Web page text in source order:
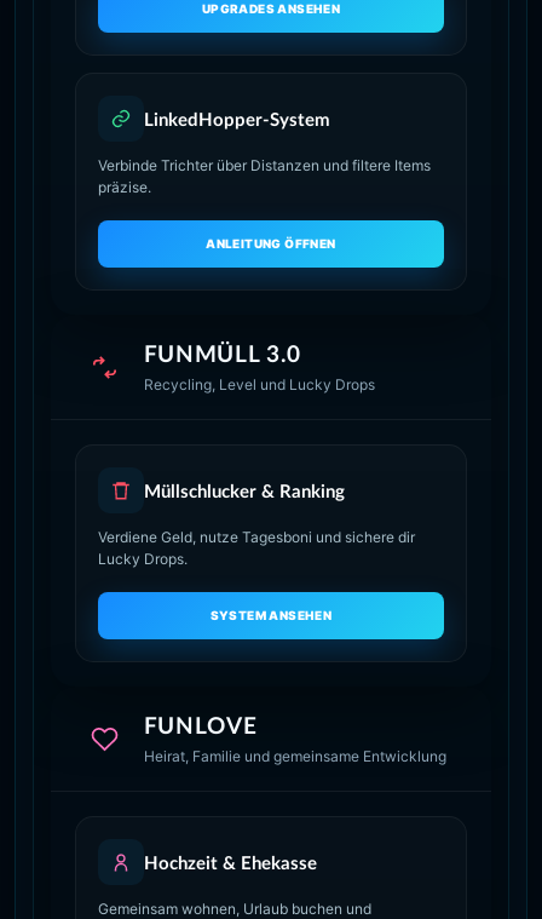
UPGRADES ANSEHEN
LinkedHopper-System
Verbinde Trichter über Distanzen und filtere Items
präzise.
ANLEITUNG ÖFFNEN
FUNMÜLL 3.0
Recycling, Level und Lucky Drops
Müllschlucker & Ranking
Verdiene Geld, nutze Tagesboni und sichere dir
Lucky Drops.
SYSTEM ANSEHEN
FUNLOVE
Heirat, Familie und gemeinsame Entwicklung
Hochzeit & Ehekasse
Gemeinsam wohnen, Urlaub buchen und